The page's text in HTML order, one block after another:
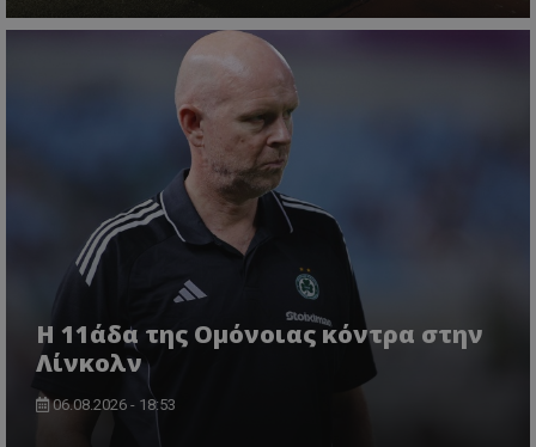
Η 11άδα της Ομόνοιας κόντρα στην
Λίνκολν
06.08.2026 - 18:53